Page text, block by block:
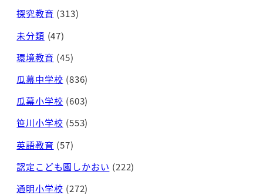
探究教育 (313)
未分類 (47)
環境教育 (45)
瓜幕中学校 (836)
瓜幕小学校 (603)
笹川小学校 (553)
英語教育 (57)
認定こども園しかおい (222)
通明小学校 (272)